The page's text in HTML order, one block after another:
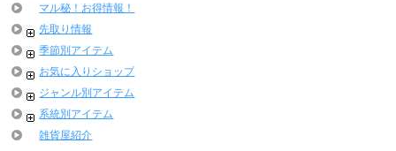
マル秘！お得情報！
先取り情報
季節別アイテム
お気に入りショップ
ジャンル別アイテム
系統別アイテム
雑貨屋紹介